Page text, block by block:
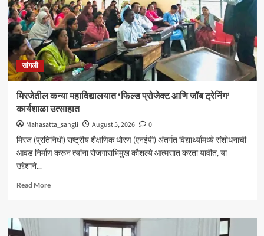
सांगली
मिरजेतील कन्या महाविद्यालयात ‘फिल्ड प्रोजेक्ट आणि जॉब ट्रेनिंग’
कार्यशाळा उत्साहात
Mahasatta_sangli August 5, 2026
0
मिरज (प्रतिनिधी) राष्ट्रीय शैक्षणिक धोरण (एनईपी) अंतर्गत विद्यार्थ्यांमध्ये संशोधनाची
आवड निर्माण करून त्यांना रोजगाराभिमुख कौशल्ये आत्मसात करता यावीत, या
उद्देशाने...
Read MoreRead
मिरजेतील